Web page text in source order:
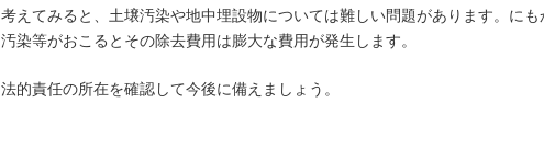
考えてみると、土壌汚染や地中埋設物については難しい問題があります。に
汚染等がおこるとその除去費用は膨大な費用が発生します。
法的責任の所在を確認して今後に備えましょう。